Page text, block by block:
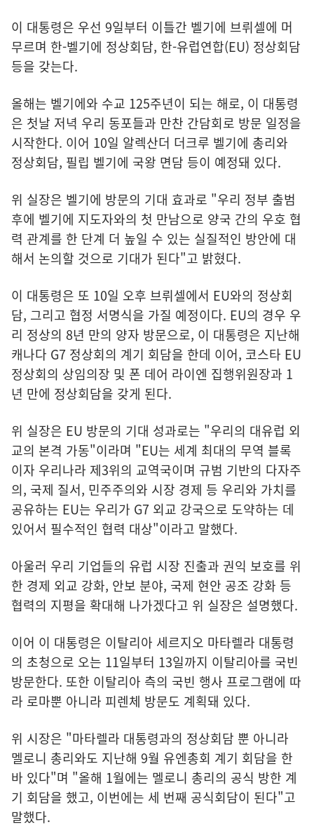
이 대통령은 우선 9일부터 이틀간 벨기에 브뤼셀에 머
무르며 한-벨기에 정상회담, 한-유럽연합(EU) 정상회담
등을 갖는다.
올해는 벨기에와 수교 125주년이 되는 해로, 이 대통령
은 첫날 저녁 우리 동포들과 만찬 간담회로 방문 일정을
시작한다. 이어 10일 알렉산더 더크루 벨기에 총리와
정상회담, 필립 벨기에 국왕 면담 등이 예정돼 있다.
위 실장은 벨기에 방문의 기대 효과로 "우리 정부 출범
후에 벨기에 지도자와의 첫 만남으로 양국 간의 우호 협
력 관계를 한 단계 더 높일 수 있는 실질적인 방안에 대
해서 논의할 것으로 기대가 된다"고 밝혔다.
이 대통령은 또 10일 오후 브뤼셀에서 EU와의 정상회
담, 그리고 협정 서명식을 가질 예정이다. EU의 경우 우
리 정상의 8년 만의 양자 방문으로, 이 대통령은 지난해
캐나다 G7 정상회의 계기 회담을 한데 이어, 코스타 EU
정상회의 상임의장 및 폰 데어 라이엔 집행위원장과 1
년 만에 정상회담을 갖게 된다.
위 실장은 EU 방문의 기대 성과로는 "우리의 대유럽 외
교의 본격 가동"이라며 "EU는 세계 최대의 무역 블록
이자 우리나라 제3위의 교역국이며 규범 기반의 다자주
의, 국제 질서, 민주주의와 시장 경제 등 우리와 가치를
공유하는 EU는 우리가 G7 외교 강국으로 도약하는 데
있어서 필수적인 협력 대상"이라고 말했다.
아울러 우리 기업들의 유럽 시장 진출과 권익 보호를 위
한 경제 외교 강화, 안보 분야, 국제 현안 공조 강화 등
협력의 지평을 확대해 나가겠다고 위 실장은 설명했다.
이어 이 대통령은 이탈리아 세르지오 마타렐라 대통령
의 초청으로 오는 11일부터 13일까지 이탈리아를 국빈
방문한다. 또한 이탈리아 측의 국빈 행사 프로그램에 따
라 로마뿐 아니라 피렌체 방문도 계획돼 있다.
위 시장은 "마타렐라 대통령과의 정상회담 뿐 아니라
멜로니 총리와도 지난해 9월 유엔총회 계기 회담을 한
바 있다"며 "올해 1월에는 멜로니 총리의 공식 방한 계
기 회담을 했고, 이번에는 세 번째 공식회담이 된다"고
말했다.